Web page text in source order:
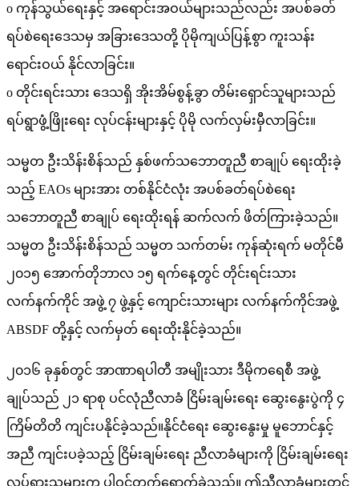
o ကုန်သွယ်ရေးနှင့် အရောင်းအဝယ်များသည်လည်း အပစ်ခတ်
ရပ်စဲရေးဒေသမှ အခြားဒေသတို့ ပိုမိုကျယ်ပြန့်စွာ ကူးသန်း
ရောင်းဝယ် နိုင်လာခြင်း။
o တိုင်းရင်းသား ဒေသရှိ အိုးအိမ်စွန့်ခွာ တိမ်းရှောင်သူများသည်
ရပ်ရွာဖွံ့ဖြိုးရေး လုပ်ငန်းများနှင့် ပိုမို လက်လှမ်းမှီလာခြင်း။
သမ္မတ ဦးသိန်းစိန်သည် နှစ်ဖက်သဘောတူညီ စာချုပ် ရေးထိုးခဲ့
သည့် EAOs များအား တစ်နိုင်ငံလုံး အပစ်ခတ်ရပ်စဲရေး
သဘောတူညီ စာချုပ် ရေးထိုးရန် ဆက်လက် ဖိတ်ကြားခဲ့သည်။
သမ္မတ ဦးသိန်းစိန်သည် သမ္မတ သက်တမ်း ကုန်ဆုံးရက် မတိုင်မီ
၂၀၁၅ အောက်တိုဘာလ ၁၅ ရက်နေ့တွင် တိုင်းရင်းသား
လက်နက်ကိုင် အဖွဲ့ ၇ ဖွဲ့နှင့် ကျောင်းသားများ လက်နက်ကိုင်အဖွဲ့
ABSDF တို့နှင့် လက်မှတ် ရေးထိုးနိုင်ခဲ့သည်။
၂၀၁၆ ခုနှစ်တွင် အာဏာရပါတီ အမျိုးသား ဒီမိုကရေစီ အဖွဲ့
ချုပ်သည် ၂၁ ရာစု ပင်လုံညီလာခံ ငြိမ်းချမ်းရေး ဆွေးနွေးပွဲကို ၄
ကြိမ်တိတိ ကျင်းပနိုင်ခဲ့သည်။နိုင်ငံရေး ဆွေးနွေးမှု မူဘောင်နှင့်
အညီ ကျင်းပခဲ့သည့် ငြိမ်းချမ်းရေး ညီလာခံများကို ငြိမ်းချမ်းရေး
လှုပ်ရှားသူများက ပါဝင်တက်ရောက်ခဲ့သည်။ ဤညီလာခံများတွင်